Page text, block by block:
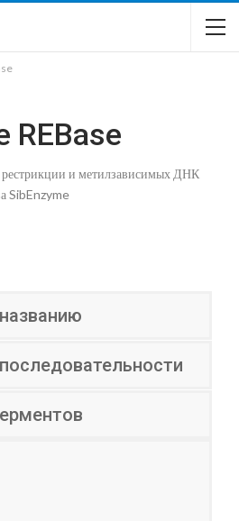
REBase
рестрикции и метилзависимых ДНК
SibEnzyme